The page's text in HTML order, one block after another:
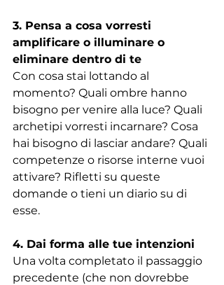
3. Pensa a cosa vorresti
amplificare o illuminare o
eliminare dentro di te
Con cosa stai lottando al
momento? Quali ombre hanno
bisogno per venire alla luce? Quali
archetipi vorresti incarnare? Cosa
hai bisogno di lasciar andare? Quali
competenze o risorse interne vuoi
attivare? Rifletti su queste
domande o tieni un diario su di
esse.
4. Dai forma alle tue intenzioni
Una volta completato il passaggio
precedente (che non dovrebbe